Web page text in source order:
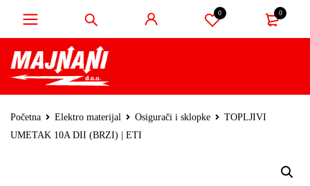
0 0
Početna Elektro materijal Osigurači i sklopke
TOPLJIVI
UMETAK 10A DII (BRZI) | ETI